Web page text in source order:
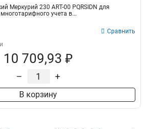
Меркурий 230 АRT-00 PQRSIDN для
учета в...
Сравнить
10 709,93 ₽
– +
В корзину